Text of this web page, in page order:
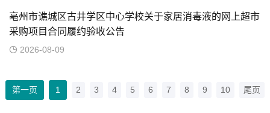
亳州市谯城区古井学区中心学校关于家居消毒液的网上超市
采购项目合同履约验收公告
2026-08-09
第一页 1 2 3 4 5 6 7 8 9 10 尾页